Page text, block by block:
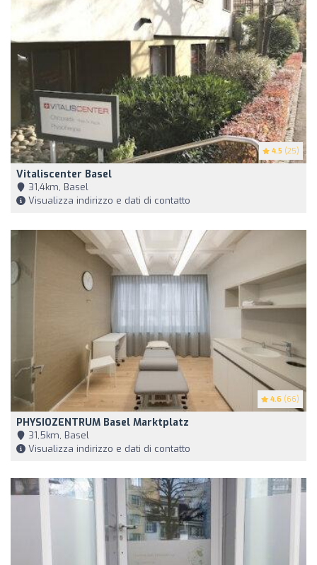
4.5 (25)
Vitaliscenter Basel
31,4km, Basel
Visualizza indirizzo e dati di contatto
4.6 (66)
PHYSIOZENTRUM Basel Marktplatz
31,5km, Basel
Visualizza indirizzo e dati di contatto